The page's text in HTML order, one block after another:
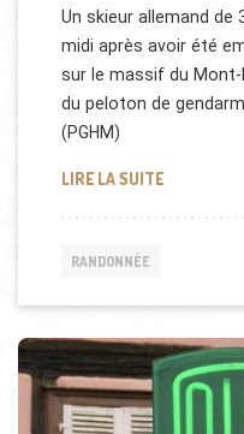
Un skieur allemand
midi après avoir été
sur le massif du
du peloton de
(PGHM)
LIRE LA SUITE
RANDONNÉE